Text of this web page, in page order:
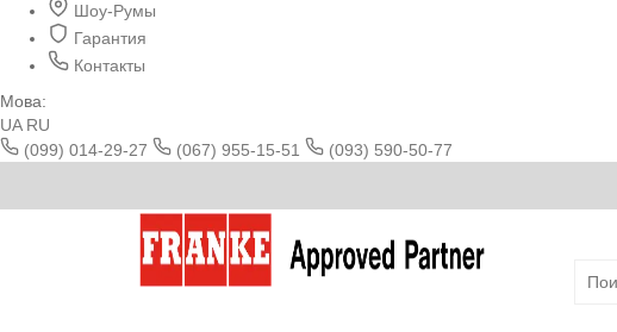
Шоу-Румы
Гарантия
Контакты
Мова:
UA RU
(099) 014-29-27
(067) 955-15-51
(093) 590-50-77